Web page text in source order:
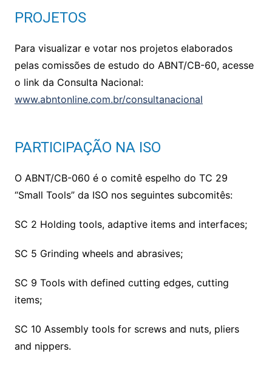
PROJETOS
Para visualizar e votar nos projetos elaborados
pelas comissões de estudo do ABNT/CB-60, acesse
o link da Consulta Nacional:
www.abntonline.com.br/consultanacional
PARTICIPAÇÃO NA ISO
O ABNT/CB-060 é o comitê espelho do TC 29
“Small Tools” da ISO nos seguintes subcomitês:
SC 2 Holding tools, adaptive items and interfaces;
SC 5 Grinding wheels and abrasives;
SC 9 Tools with defined cutting edges, cutting
items;
SC 10 Assembly tools for screws and nuts, pliers
and nippers.